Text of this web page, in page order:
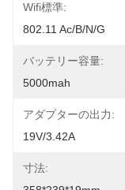
Wifi標準:
802.11 Ac/b/n/g
バッテリー容量:
5000mah
アダプターの出力:
19V/3.42A
寸法: